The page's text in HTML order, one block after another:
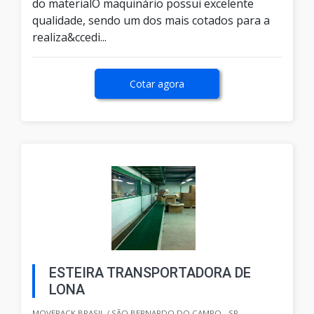
do materialO maquinário possui excelente
qualidade, sendo um dos mais cotados para a
realiza&ccedi...
Cotar agora
ESTEIRA TRANSPORTADORA DE
LONA